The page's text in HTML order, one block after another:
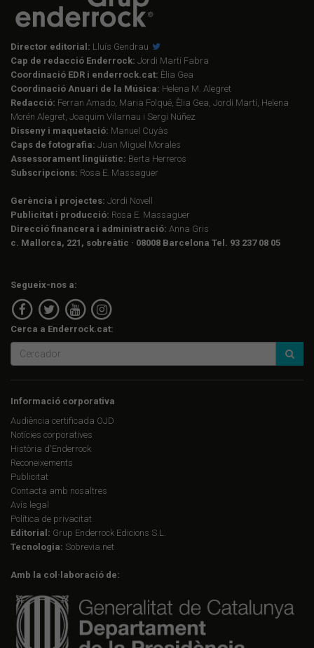
Director editorial: Lluís Gendrau
Cap de redacció Enderrock: Jordi Martí Fabra
Coordinació EDR i enderrock.cat: Èlia Gea
Coordinació Anuari de la Música: Helena M. Alegret
Redacció: Ferran Amado, Maria Folqué, Èlia Gea, Jordi Martí, Helena
Morén Alegret, Joaquim Vilarnau i Sergi Núñez
Disseny i maquetació: Manuel Cuyàs
Caps de fotografia: Juan Miguel Morales
Assessorament lingüístic: Berta Herreros
Subscripcions: Rosa E. Massaguer
Gerència i projectes: Jordi Novell
Publicitat i producció: Rosa E. Massaguer
Direcció financera i administració: Anna Gris
c. Mallorca, 221, sobreàtic · 08008 Barcelona Tel. 93 237 08 05
Segueix-nos a:
Cerca a Enderrock.cat:
Informació corporativa
Audiència certificada OJD
Notícies corporatives
Història d'Enderrock
Reconeixements
Publicitat
Contacta amb nosaltres
Avís legal
Política de privacitat
Editorial: Grup Enderrock Edicions S.L.
Tecnologia: Sobrevia.net
Amb la col·laboració de: